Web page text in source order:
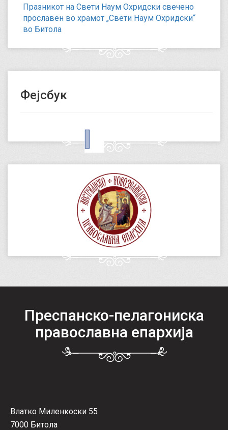
Празникот на Свети Наум Охридски свечено
прославен во храмот „Свети Наум Охридски“
во Битола
Фејсбук
Преспанско-пелагониска
православна епархија
Влатко Миленкоски 55
7000 Битола